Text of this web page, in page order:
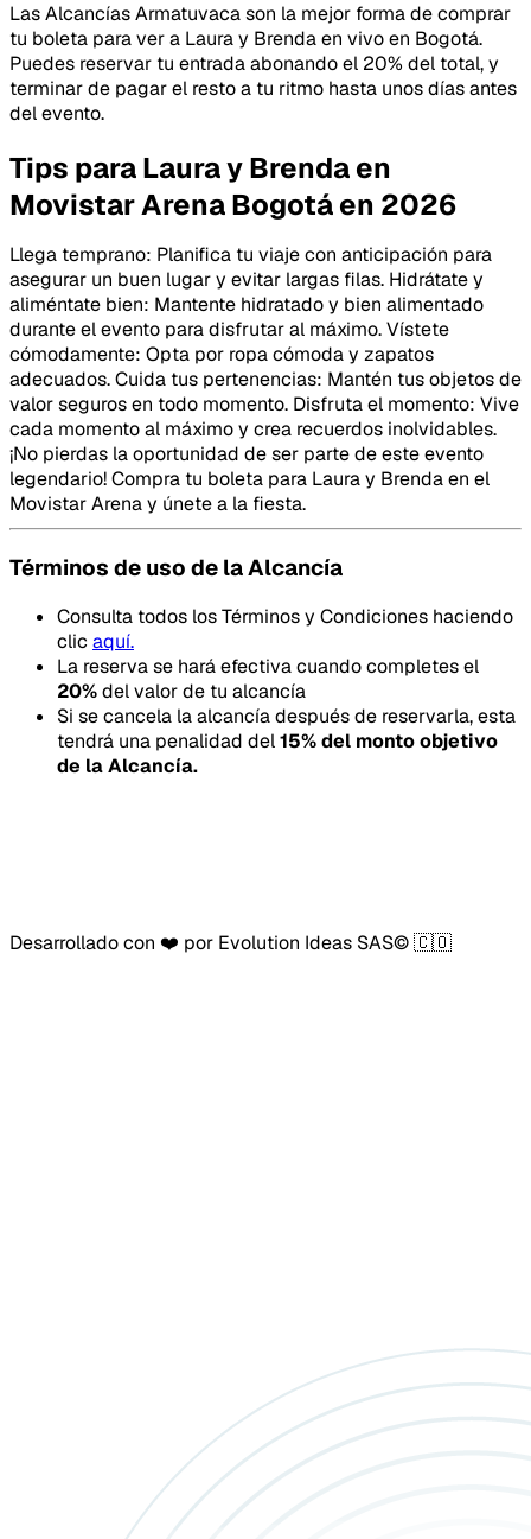
Las Alcancías Armatuvaca son la mejor forma de comprar
tu boleta para ver a Laura y Brenda en vivo en Bogotá.
Puedes reservar tu entrada abonando el 20% del total, y
terminar de pagar el resto a tu ritmo hasta unos días antes
del evento.
Tips para Laura y Brenda en
Movistar Arena Bogotá en 2026
Llega temprano: Planifica tu viaje con anticipación para
asegurar un buen lugar y evitar largas filas. Hidrátate y
aliméntate bien: Mantente hidratado y bien alimentado
durante el evento para disfrutar al máximo. Vístete
cómodamente: Opta por ropa cómoda y zapatos
adecuados. Cuida tus pertenencias: Mantén tus objetos de
valor seguros en todo momento. Disfruta el momento: Vive
cada momento al máximo y crea recuerdos inolvidables.
¡No pierdas la oportunidad de ser parte de este evento
legendario! Compra tu boleta para Laura y Brenda en el
Movistar Arena y únete a la fiesta.
Términos de uso de la Alcancía
Consulta todos los Términos y Condiciones haciendo
clic aquí.
La reserva se hará efectiva cuando completes el
20%del valor de tu alcancía
Si se cancela la alcancía después de reservarla, esta
tendrá una penalidad del15% del monto objetivo
de la Alcancía.
Desarrollado con ❤️ por Evolution Ideas SAS© 🇨🇴